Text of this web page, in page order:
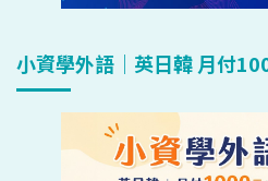
小資學外語｜英日韓 月付